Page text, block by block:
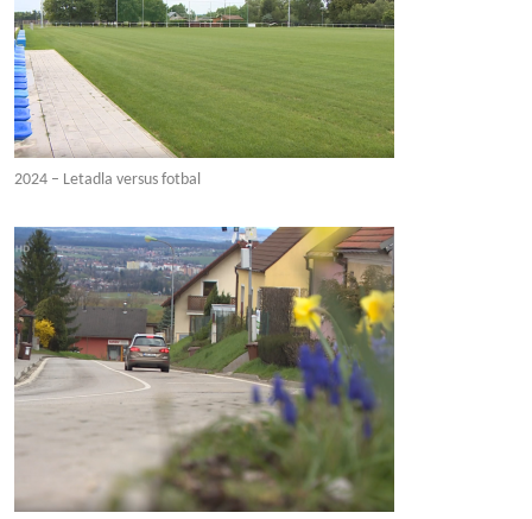
2024 – Letadla versus fotbal